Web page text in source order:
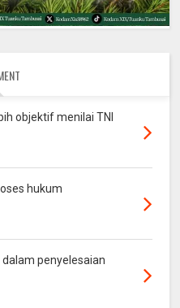
objektif menilai TNI
hukum
dalam penyelesaian